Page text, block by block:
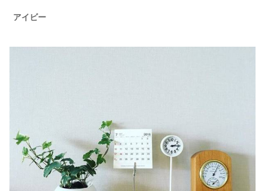
アイビー